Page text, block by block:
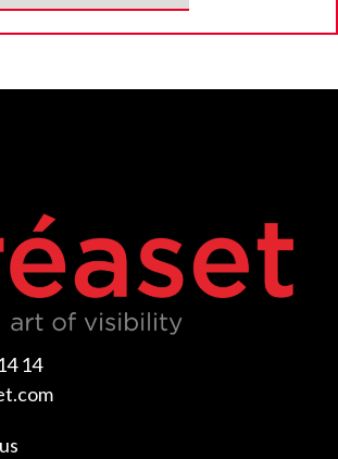
14